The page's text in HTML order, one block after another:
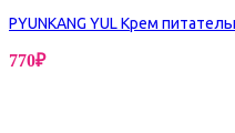
PYUNKANG YUL Крем
770₽